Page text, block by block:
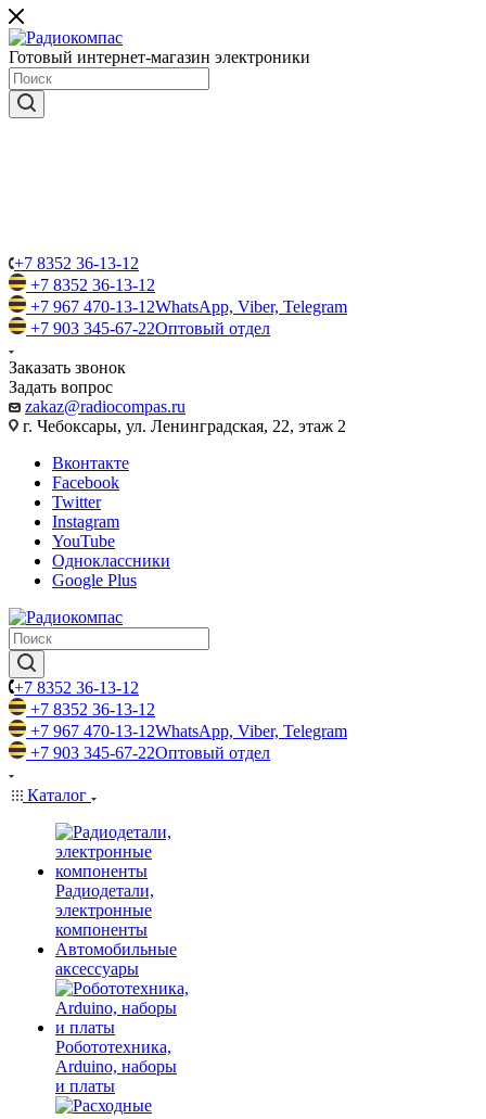
Готовый интернет-магазин электроники
+7 8352 36-13-12
+7 8352 36-13-12
+7 967 470-13-12WhatsApp, Viber, Telegram
+7 903 345-67-22Оптовый отдел
Заказать звонок
Задать вопрос
zakaz@radiocompas.ru
г. Чебоксары, ул. Ленинградская, 22, этаж 2
Вконтакте
Facebook
Twitter
Instagram
YouTube
Одноклассники
Google Plus
+7 8352 36-13-12
+7 8352 36-13-12
+7 967 470-13-12WhatsApp, Viber, Telegram
+7 903 345-67-22Оптовый отдел
Каталог
Радиодетали,
электронные
компоненты
Автомобильные
аксессуары
Робототехника,
Arduino, наборы
и платы